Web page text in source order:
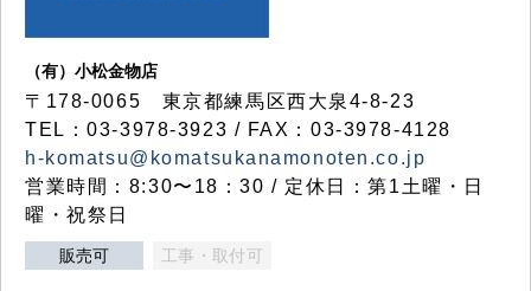
（有）小松金物店
〒178-0065 東京都練馬区西大泉4-8-23
TEL：03-3978-3923 / FAX：03-3978-4128
h-komatsu@komatsukanamonoten.co.jp
営業時間：8:30〜18：30 / 定休日：第1土曜・日
曜・祝祭日
販売可 工事・取付可